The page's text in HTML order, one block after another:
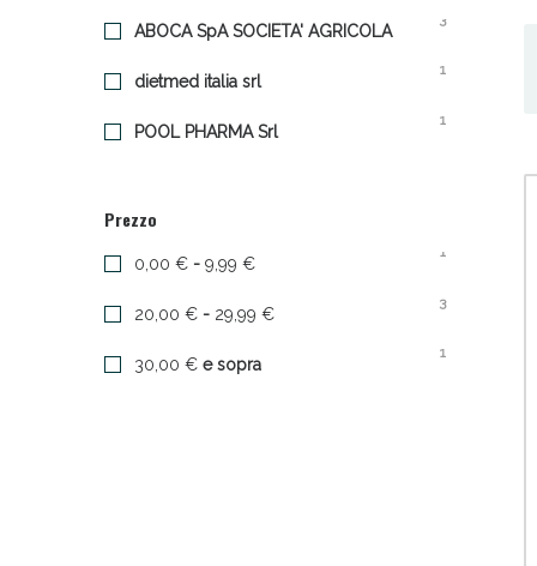
ABOCA SpA SOCIETA' AGRICOLA
3
dietmed italia srl
1
POOL PHARMA Srl
1
Prezzo
0,00 € - 9,99 €
1
20,00 € - 29,99 €
3
30,00 € e sopra
1